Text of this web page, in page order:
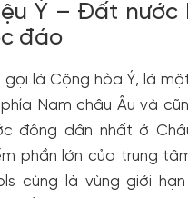
Ý – Đất nước
đáo
gọi là Cộng hòa Ý, là
Nam châu Âu và
đông dân nhất ở
phần lớn của trung
cùng là vùng giới